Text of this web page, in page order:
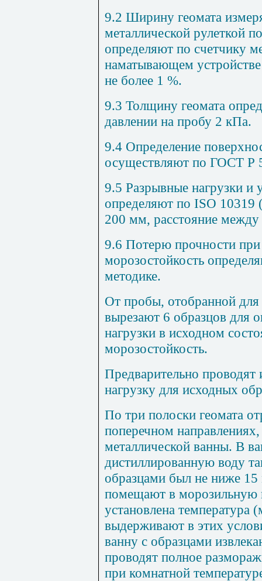
9.2 Ширину геомата
металлической рулеткой
определяют по счетчику
наматывающем
не более 1 %.
9.3 Толщину геомата
давлении на пробу 2 кПа.
9.4 Определение
осуществляют по ГОСТ Р
9.5 Разрывные нагрузки и
определяют по ISO 10319
200 мм, расстояние
9.6 Потерю прочности при
морозостойкость
методике.
От пробы, отобранной
вырезают 6 образцов для
нагрузки в исходном
морозостойкость.
Предварительно
нагрузку для исходных
По три полоски геомата
поперечном
металлической ванны. В
дистиллированную воду
образцами был не ниже
помещают в морозильную
установлена температура
выдерживают в этих
ванну с образцами
проводят полное
при комнатной